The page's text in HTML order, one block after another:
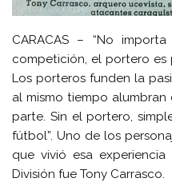
CARACAS – “No
competición, el portero
Los porteros funden la
al mismo tiempo
parte. Sin el portero,
fútbol”. Uno de los
que vivió esa
División fue Tony Carrasco.